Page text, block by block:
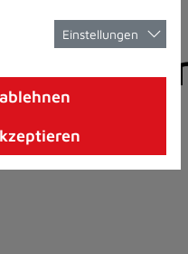
Einstellungen